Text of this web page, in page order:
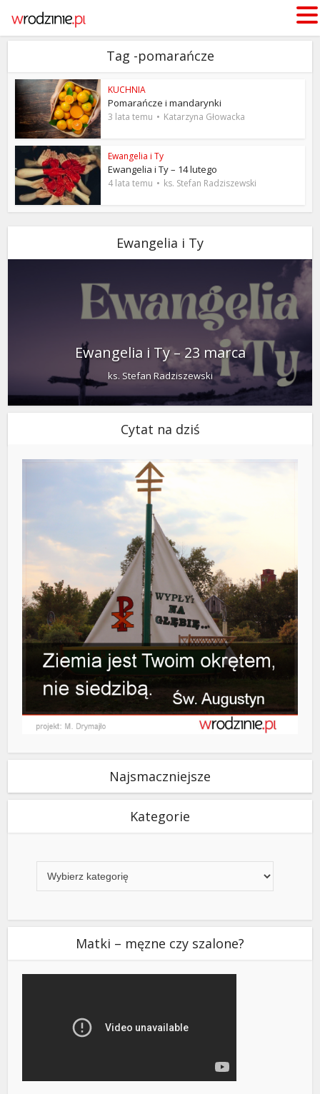
Tag -pomarańcze
KUCHNIA
Pomarańcze i mandarynki
3 lata temu Katarzyna Głowacka
Ewangelia i Ty
Ewangelia i Ty – 14 lutego
4 lata temu ks. Stefan Radziszewski
Ewangelia i Ty
Ewangelia i Ty – 23 marca
ks. Stefan Radziszewski
Cytat na dziś
Najsmaczniejsze
Kategorie
Matki – męzne czy szalone?